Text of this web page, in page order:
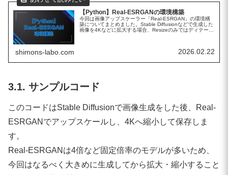
【Python】Real-ESRGANの環境構築
今回は画像アップスケーラー「Real-ESRGAN」の環境構
築についてまとめました。Stable Diffusionなどで生成した
画像を4Kなどに拡大する場合、Resizeのみではディテール
shimons-labo.com 2026.02.22
3.1. サンプルコード
このコードはStable Diffusionで画像生成をした後、Real-
ESRGANでアップスケールし、4Kへ縮小して保存しま
す。
Real-ESRGANは4倍など固定倍率のモデルが多いため、
今回はなるべく大きめに生成してから拡大・縮小すること